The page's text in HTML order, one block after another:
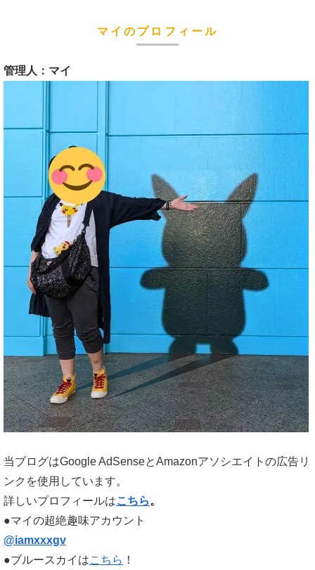
マイのプロフィール
管理人：マイ
当ブログはGoogle AdSenseとAmazonアソシエイトの広告リ
ンクを使用しています。
詳しいプロフィールはこちら。
●マイの超絶趣味アカウント
@iamxxxgv
●ブルースカイはこちら ！